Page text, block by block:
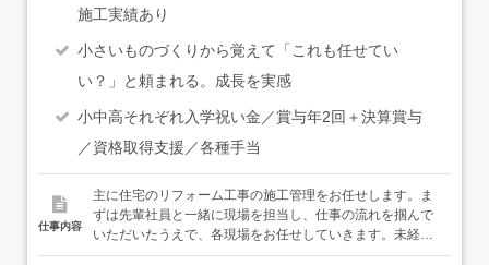
施工実績あり
小さいものづくりから覚えて「これも任せてい
い？」と頼まれる。成長を実感
小中高それぞれ入学祝い金／賞与年2回＋決算賞与
／資格取得支援／各種手当
仕事内容
主に住宅のリフォーム工事の施工管理をお任せします。ま
ずは先輩社員と一緒に現場を担当し、仕事の流れを掴んで
いただいたうえで、各現場をお任せしていきます。未経験
の方は、先輩社員のアシスタント業務から始めていきまし